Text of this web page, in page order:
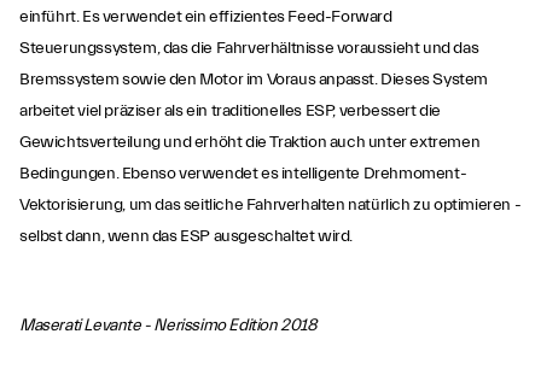
einführt. Es verwendet ein effizientes Feed-Forward
Steuerungssystem, das die Fahrverhältnisse voraussieht und das
Bremssystem sowie den Motor im Voraus anpasst. Dieses System
arbeitet viel präziser als ein traditionelles ESP, verbessert die
Gewichtsverteilung und erhöht die Traktion auch unter extremen
Bedingungen. Ebenso verwendet es intelligente Drehmoment-
Vektorisierung, um das seitliche Fahrverhalten natürlich zu optimieren -
selbst dann, wenn das ESP ausgeschaltet wird.
Maserati Levante - Nerissimo Edition 2018